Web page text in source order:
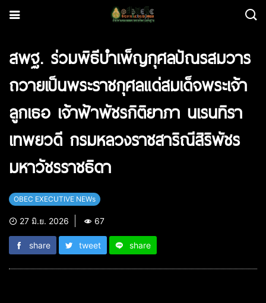
สพฐ. ร่วมพิธีบำเพ็ญกุศลปัณรสมวาร
ถวายเป็นพระราชกุศลแด่สมเด็จพระเจ้า
ลูกเธอ เจ้าฟ้าพัชรกิติยาภา นเรนทิรา
เทพยวดี กรมหลวงราชสาริณีสิริพัชร
มหาวัชรราชธิดา
OBEC EXECUTIVE NEWs
27 มิ.ย. 2026 67
share tweet share